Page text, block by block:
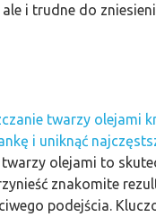
i trudne do
twarzy olejami
i uniknąć
twarzy olejami to
znakomite
podejścia.